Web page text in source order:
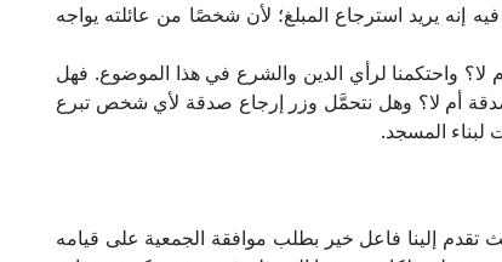
إنه يريد استرجاع المبلغ؛ لأن شخصًا من عائلته يواجه
واحتكمنا لرأي الدين والشرع في هذا الموضوع. فهل
أم لا؟ وهل نتحمَّل وزر إرجاع صدقة لأي شخص تبرع
لبناء المسجد.
تقدم إلينا فاعل خير بطلب موافقة الجمعية على قيامه